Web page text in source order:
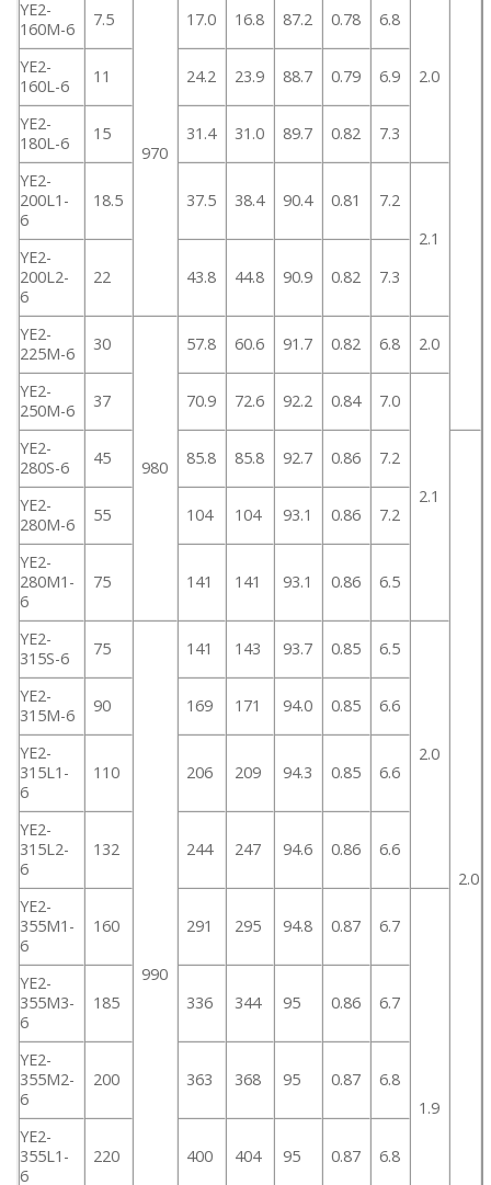
YE2-
160M-6
7.5
970
17.0 16.8 87.2 0.78 6.8
2.0
YE2-
160L-6
11 24.2 23.9 88.7 0.79 6.9
YE2-
180L-6
15 31.4 31.0 89.7 0.82 7.3
YE2-
200L1-
6
18.5 37.5 38.4 90.4 0.81
7.2
2.1
YE2-
200L2-
6
22 43.8 44.8 90.9 0.82 7.3
YE2-
225M-6
30
980
57.8 60.6 91.7 0.82 6.8 2.0
YE2-
250M-6
37 70.9 72.6 92.2 0.84 7.0
2.1
YE2-
280S-6
45 85.8 85.8 92.7 0.86 7.2
2.0
YE2-
280M-6
55 104 104 93.1 0.86 7.2
YE2-
280M1-
6
75 141 141 93.1 0.86 6.5
YE2-
315S-6
75
990
141 143 93.7 0.85 6.5
2.0
YE2-
315M-6
90 169 171 94.0 0.85 6.6
YE2-
315L1-
6
110 206 209 94.3 0.85 6.6
YE2-
315L2-
6
132 244 247 94.6 0.86 6.6
YE2-
355M1-
6
160 291 295 94.8 0.87 6.7
1.9
YE2-
355M3-
6
185 336 344 95 0.86 6.7
YE2-
355M2-
6
200 363 368 95 0.87 6.8
YE2-
355L1-
6
220 400 404 95 0.87 6.8